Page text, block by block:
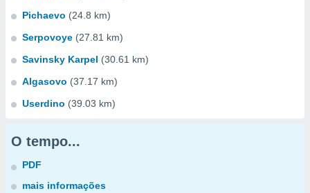
Pichaevo (24.8 km)
Serpovoye (27.81 km)
Savinsky Karpel (30.61 km)
Algasovo (37.17 km)
Userdino (39.03 km)
O tempo...
PDF
mais informações